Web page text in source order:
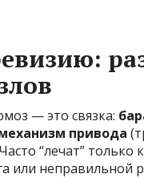
— это связка:
привода
“лечат”
или неправильной